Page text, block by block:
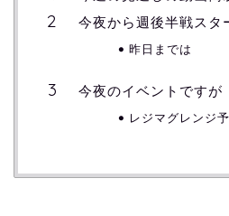
今夜から週後半戦スタ
昨日までは
今夜のイベントですが
レジマグレンジ